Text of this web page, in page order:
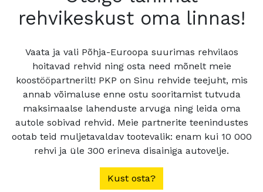
rehvikeskust oma linnas!
Vaata ja vali Põhja-Euroopa suurimas rehvilaos
hoitavad rehvid ning osta need mõnelt meie
koostööpartnerilt! PKP on Sinu rehvide teejuht, mis
annab võimaluse enne ostu sooritamist tutvuda
maksimaalse lahenduste arvuga ning leida oma
autole sobivad rehvid. Meie partnerite teenindustes
ootab teid muljetavaldav tootevalik: enam kui 10 000
rehvi ja üle 300 erineva disainiga autovelje.
Kust osta?